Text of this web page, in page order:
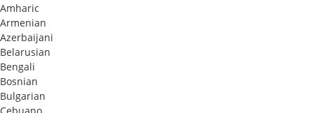
Amharic
Armenian
Azerbaijani
Belarusian
Bengali
Bosnian
Bulgarian
Cebuano